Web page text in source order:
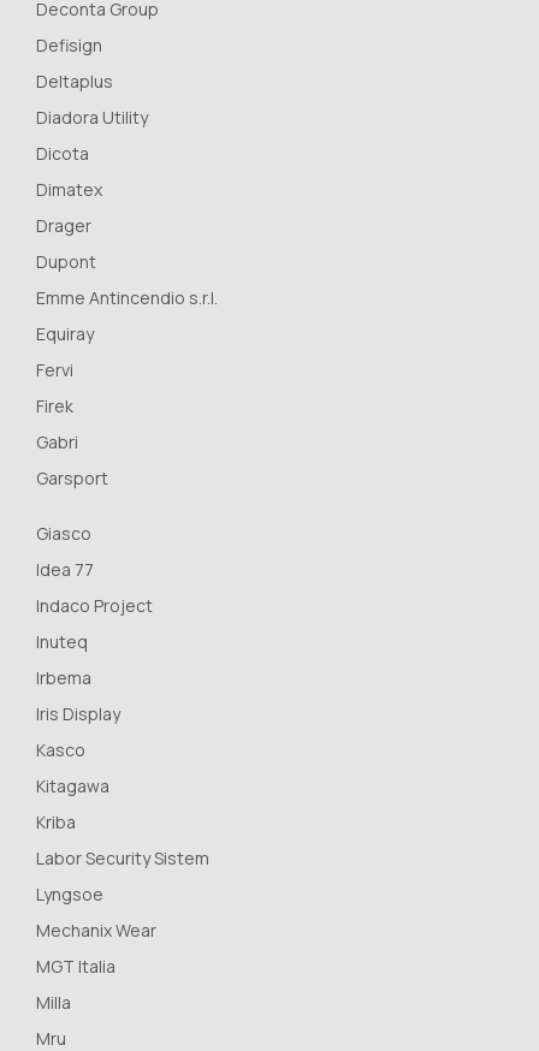
Deconta Group
Defisign
Deltaplus
Diadora Utility
Dicota
Dimatex
Drager
Dupont
Emme Antincendio s.r.l.
Equiray
Fervi
Firek
Gabri
Garsport
Giasco
Idea 77
Indaco Project
Inuteq
Irbema
Iris Display
Kasco
Kitagawa
Kriba
Labor Security Sistem
Lyngsoe
Mechanix Wear
MGT Italia
Milla
Mru